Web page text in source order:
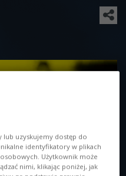
uzyskujemy dostęp do
identyfikatory w plikach
Użytkownik może
nimi, klikając poniżej, jak